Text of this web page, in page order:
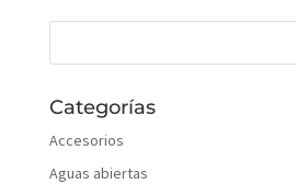
Categorías
Accesorios
Aguas abiertas